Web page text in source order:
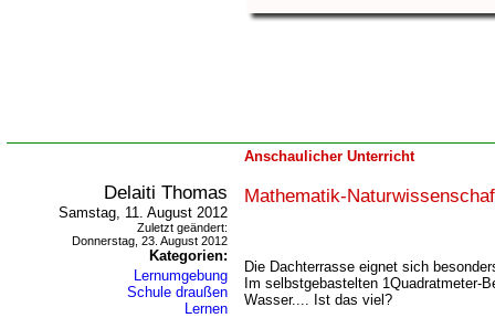
Anschaulicher Unterricht
Delaiti Thomas
Samstag, 11. August 2012
Zuletzt geändert:
Donnerstag, 23. August 2012
Kategorien:
Lernumgebung
Schule draußen
Lernen
Mathematik-
Die Dachterrasse eignet sich
Im selbstgebastelten 1Quadratmeter-
Wasser.... Ist das viel?